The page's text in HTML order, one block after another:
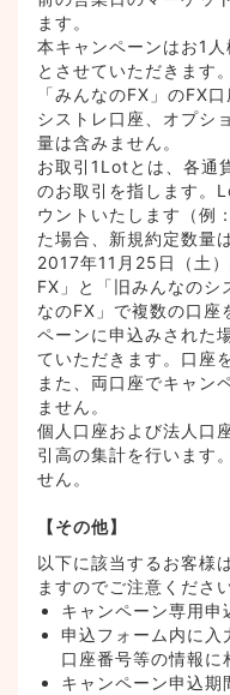
ます。⁠
本キャンペーンはお1
とさせていただきます。⁠
「みんなのFX」のFX
シストレ口座、オプシ
量は含みません。⁠
お取引1Lotとは、各通
のお取引を指します。
ウントいたします（例
た場合、新規約定数量
2017年11月25日（土
FX」と「旧みんなのシ
なのFX」で複数の口座
ペーンに申込みされた
ていただきます。口座
また、両口座でキャン
ません。⁠
個人口座および法人口
引高の集計を行います
せん。
【その他】
以下に該当するお客様
ますのでご注意ください
キャンペーン専用申
申込フォーム内に入
口座番号等の情報に
キャンペーン申込期